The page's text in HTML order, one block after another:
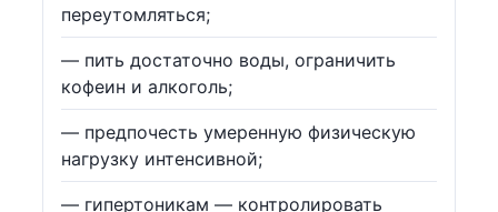
переутомляться;
— пить достаточно воды, ограничить
кофеин и алкоголь;
— предпочесть умеренную физическую
нагрузку интенсивной;
— гипертоникам — контролировать